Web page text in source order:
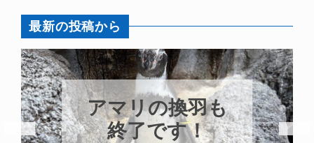
最新の投稿から
アマリの換羽も
終了です！